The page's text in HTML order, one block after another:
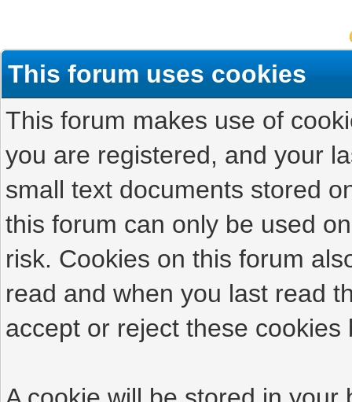
This forum uses cookies
This forum makes use of
you are registered, and your
small text documents stored
this forum can only be used
risk. Cookies on this forum
read and when you last read
accept or reject these cookies